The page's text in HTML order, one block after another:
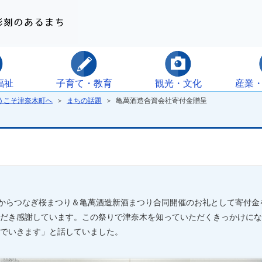
祉 子育て・教育 観光・文化 産業
こそ津奈木町へ ＞ まちの話題 ＞ 亀萬酒造合資会社寄付金贈呈
つなぎ桜まつり＆亀萬酒造新酒まつり合同開催のお礼として寄付
き感謝しています。この祭りで津奈木を知っていただくきっかけに
いきます」と話していました。